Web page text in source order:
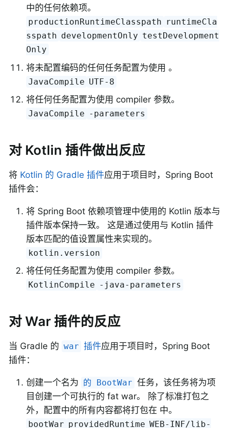
中的任何依赖项。
productionRuntimeClasspath runtimeCla
sspath developmentOnly testDevelopment
Only
将未配置编码的任何任务配置为使用 。
JavaCompile UTF-8
将任何任务配置为使用 compiler 参数。
JavaCompile -parameters
对 Kotlin 插件做出反应
将 Kotlin 的 Gradle 插件应用于项目时，Spring Boot
插件会：
将 Spring Boot 依赖项管理中使用的 Kotlin 版本与
插件版本保持一致。 这是通过使用与 Kotlin 插件
版本匹配的值设置属性来实现的。
kotlin.version
将任何任务配置为使用 compiler 参数。
KotlinCompile -java-parameters
对 War 插件的反应
当 Gradle 的 war 插件应用于项目时，Spring Boot
插件：
创建一个名为 的 BootWar 任务，该任务将为项
目创建一个可执行的 fat war。 除了标准打包之
外，配置中的所有内容都将打包在 中。
bootWar providedRuntime WEB-INF/lib-